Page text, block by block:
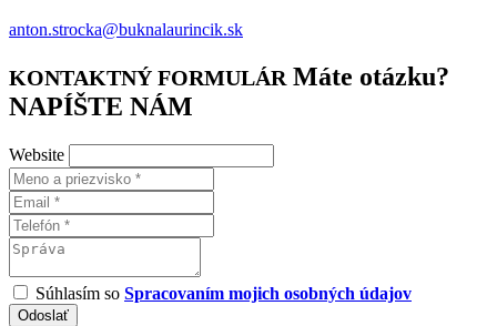
anton.strocka@buknalaurincik.sk
KONTAKTNÝ FORMULÁRMáte otázku?
NAPÍŠTE NÁM
Website
Súhlasím so Spracovaním mojich osobných údajov
Odoslať